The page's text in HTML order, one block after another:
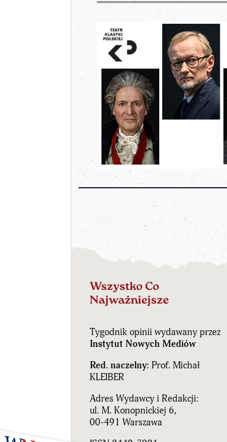
Wszystko Co
Najważniejsze
Tygodnik opinii wydawany przez
Instytut Nowych Mediów
Red. naczelny: Prof. Michał
KLEIBER
Adres Wydawcy i Redakcji:
ul. M. Konopnickiej 6,
00-491 Warszawa